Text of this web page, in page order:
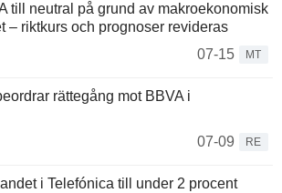
till neutral på grund av makroekonomisk
– riktkurs och prognoser revideras
07-15
MT
rättegång mot BBVA i
07-09
RE
i Telefónica till under 2 procent